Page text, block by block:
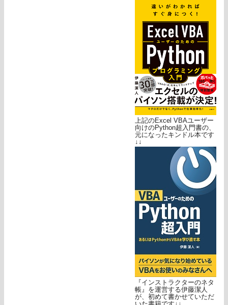
上記のExcel VBAユーザー
向けのPython超入門書の、
元になったキンドル本です
↓↓
『インストラクターのネタ
帳』を運営する伊藤潔人
が、初めて書かせていただ